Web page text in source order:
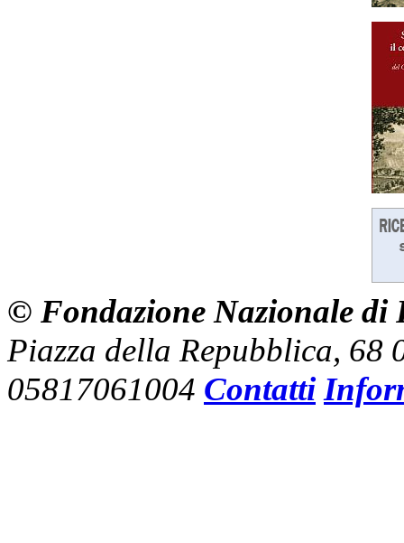
© Fondazione Nazionale di
Piazza della Repubblica, 68
05817061004 Contatti